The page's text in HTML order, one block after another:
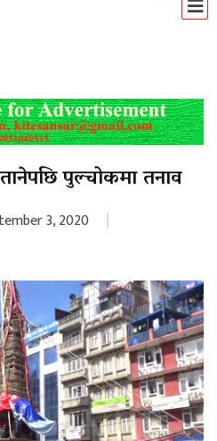
पुल्चोकमा तनाव
3, 2020